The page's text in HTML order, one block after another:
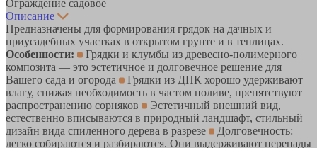
Ограждение садовое
Описание
Предназначены для формирования грядок на дачных и
приусадебных участках в открытом грунте и в теплицах.
Особенности:
Грядки и клумбы из древесно-полимерного
композита — это эстетичное и долговечное решение для
Вашего сада и огорода
Грядки из ДПК хорошо удерживают
влагу, снижая необходимость в частом поливе, препятствуют
распространению сорняков
Эстетичный внешний вид,
естественно вписываются в природный ландшафт, стильный
дизайн вида спиленного дерева в разрезе
Долговечность:
легко собираются и разбираются. Они выдерживают перепады